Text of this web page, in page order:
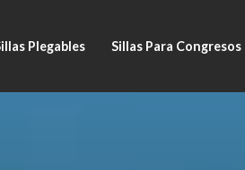
Plegables Sillas Para Congresos